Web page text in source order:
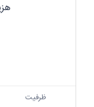
ظرفیت